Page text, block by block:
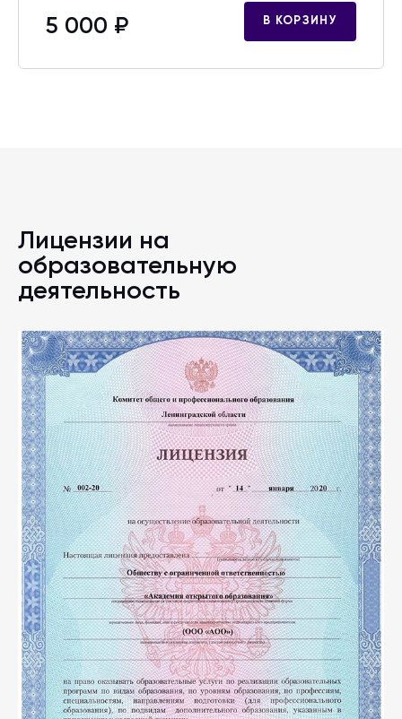
5 000 ₽ В КОРЗИНУ
Лицензии на
образовательную
деятельность